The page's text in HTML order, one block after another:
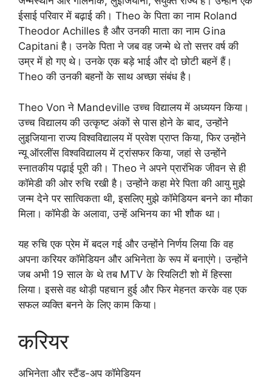
ईसाई परिवार में बढ़ाई की। Theo के पिता का नाम Roland
Theodor Achilles है और उनकी माता का नाम Gina
Capitani है। उनके पिता ने जब वह जन्मे थे तो सत्तर वर्ष की
उम्र में हो गए थे। उनके एक बड़े भाई और दो छोटी बहनें हैं।
Theo की उनकी बहनों के साथ अच्छा संबंध है।
Theo Von ने Mandeville उच्च विद्यालय में अध्ययन किया।
उच्च विद्यालय की उत्कृष्ट अंकों से पास होने के बाद, उन्होंने
लुइजियाना राज्य विश्वविद्यालय में प्रवेश प्राप्त किया, फिर उन्होंने
न्यू ऑरलींस विश्वविद्यालय में ट्रांसफर किया, जहां से उन्होंने
स्नातकीय पढ़ाई पूरी की। Theo ने अपने प्रारंभिक जीवन से ही
कॉमेडी की ओर रुचि रखी है। उन्होंने कहा मेरे पिता की आयु मुझे
जन्म देने पर सात्विकता थी, इसलिए मुझे कॉमेडियन बनने का मौका
मिला। कॉमेडी के अलावा, उन्हें अभिनय का भी शौक था।
यह रुचि एक प्रेम में बदल गई और उन्होंने निर्णय लिया कि वह
अपना करियर कॉमेडियन और अभिनेता के रूप में बनाएंगे। उन्होंने
जब अभी 19 साल के थे तब MTV के रियलिटी शो में हिस्सा
लिया। इससे वह थोड़ी पहचान हुई और फिर मेहनत करके वह एक
सफल व्यक्ति बनने के लिए काम किया।
करियर
अभिनेता और स्टैंड-अप कॉमेडियन